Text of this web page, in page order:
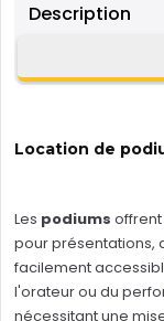
Description
Location de
Les podiums
pour présentations,
facilement
l'orateur ou du
nécessitant une